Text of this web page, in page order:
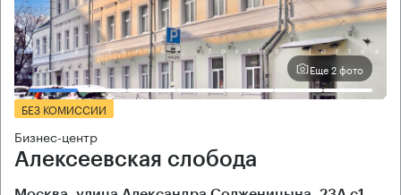
Еще 2 фото
БЕЗ КОМИССИИ
Бизнес-центр
Алексеевская слобода